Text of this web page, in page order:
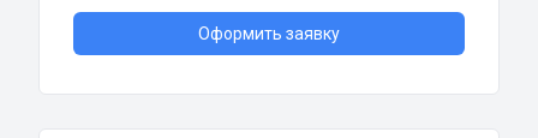
Оформить заявку